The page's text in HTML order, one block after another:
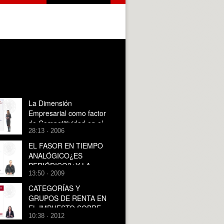
La Dimensión
Empresarial como factor
de Competitividad en el
Cooperativismo agrario
español.Formas de
Integración
28:13 · 2006
EL FASOR EN TIEMPO
ANALÓGICO¿ES
PERIÓDICO?¿Y LA
SUMA DE FASORES, LO
ES?
13:50 · 2009
CATEGORÍAS Y
GRUPOS DE RENTA EN
EL IMPUESTO SOBRE
LA RENTA DE LAS
10:38 · 2012